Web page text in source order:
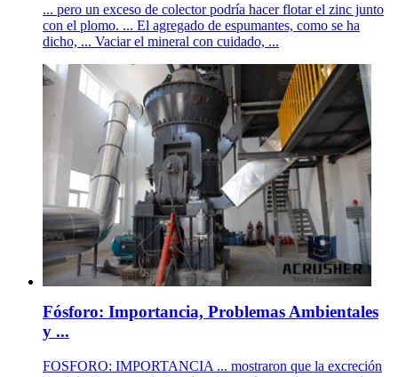
... pero un exceso de colector podría hacer flotar el zinc junto
con el plomo. ... El agregado de espumantes, como se ha
dicho, ... Vaciar el mineral con cuidado, ...
Fósforo: Importancia, Problemas Ambientales
y ...
FOSFORO: IMPORTANCIA ... mostraron que la excreción